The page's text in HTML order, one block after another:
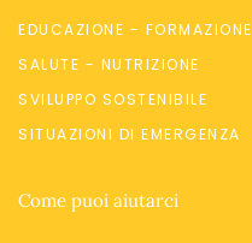
EDUCAZIONE - FORMAZIONE
SALUTE - NUTRIZIONE
SVILUPPO SOSTENIBILE
SITUAZIONI DI EMERGENZA
Come puoi aiutarci